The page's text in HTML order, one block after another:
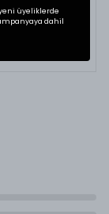
üyeliklerde
dahil